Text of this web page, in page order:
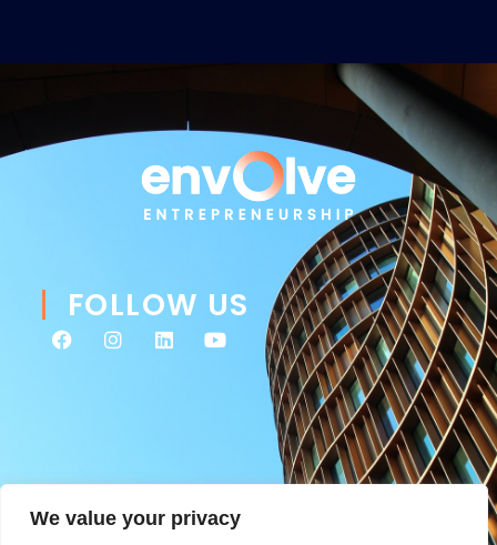
We value your privacy
FOLLOW US